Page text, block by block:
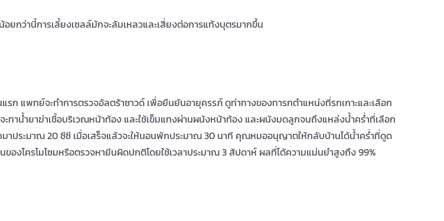
ยกว่านี้การเลี้ยงเซลล์มักจะล้มเหลวและเสี่ยงต่อการแท้งบุตรมากขึ้น
รก แพทย์จะทำการตรวจอัลตร้าซาวด์ เพื่อยืนยันอายุครรภ์ ดูท่าทางของทารกตำแหน่งที่รกเกาะและเลือก
าน้ำยาฆ่าเชื้อบริเวณหน้าท้อง และใช้เข็มแทงผ่านผนังหน้าท้อง และผนังมดลูกจนถึงแหล่งน้ำคร่ำที่เลือก
มาประมาณ 20 ซีซี เมื่อเสร็จแล้วจะให้นอนพักประมาณ 30 นาที คุณหมออนุญาตให้กลับบ้านได้น้ำคร่ำที่ดูด
องโครโมโซมหรือตรวจหายีนผิดปกติโดยใช้เวลาประมาณ 3 สัปดาห์ ผลที่ได้ความแม่นยำสูงถึง 99%